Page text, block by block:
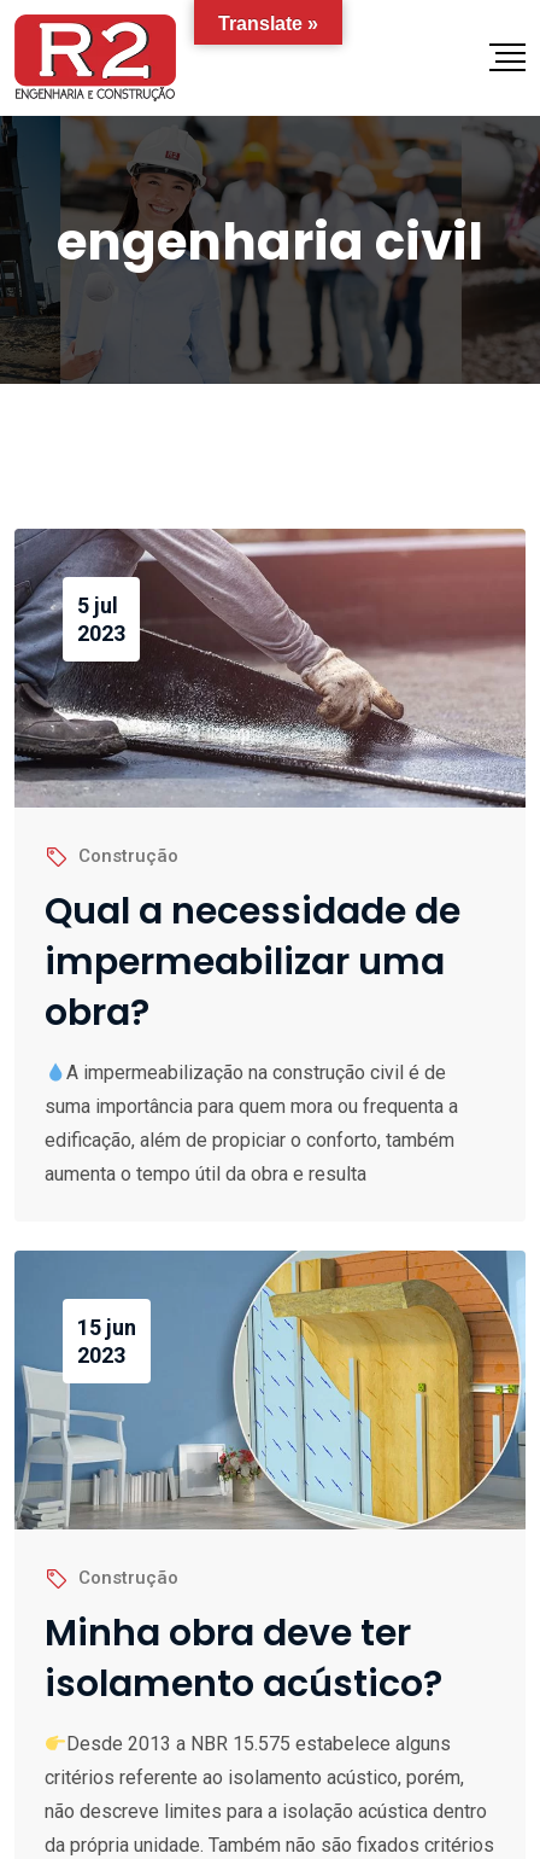
engenharia civil
5 jul
2023
Construção
Qual a necessidade de
impermeabilizar uma
obra?
A impermeabilização na construção civil é de
suma importância para quem mora ou frequenta a
edificação, além de propiciar o conforto, também
aumenta o tempo útil da obra e resulta
15 jun
2023
Construção
Minha obra deve ter
isolamento acústico?
Desde 2013 a NBR 15.575 estabelece alguns
critérios referente ao isolamento acústico, porém,
não descreve limites para a isolação acústica dentro
da própria unidade. Também não são fixados critérios
Translate »